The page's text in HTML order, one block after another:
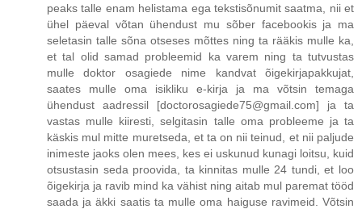
peaks talle enam helistama ega tekstisõnumit saatma, nii et
ühel päeval võtan ühendust mu sõber facebookis ja ma
seletasin talle sõna otseses mõttes ning ta rääkis mulle ka,
et tal olid samad probleemid ka varem ning ta tutvustas
mulle doktor osagiede nime kandvat õigekirjapakkujat,
saates mulle oma isikliku e-kirja ja ma võtsin temaga
ühendust aadressil [doctorosagiede75@gmail.com] ja ta
vastas mulle kiiresti, selgitasin talle oma probleeme ja ta
käskis mul mitte muretseda, et ta on nii teinud, et nii paljude
inimeste jaoks olen mees, kes ei uskunud kunagi loitsu, kuid
otsustasin seda proovida, ta kinnitas mulle 24 tundi, et loo
õigekirja ja ravib mind ka vähist ning aitab mul paremat tööd
saada ja äkki saatis ta mulle oma haiguse ravimeid. Võtsin